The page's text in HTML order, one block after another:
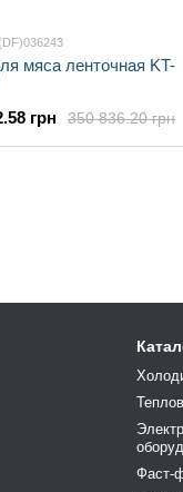
мяса ленточная KT-
350 836.20 грн
грн
Фаст-